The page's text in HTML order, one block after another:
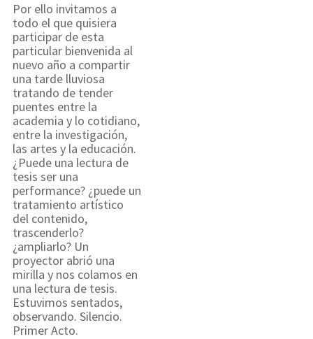
Por ello invitamos a
todo el que quisiera
participar de esta
particular bienvenida al
nuevo año a compartir
una tarde lluviosa
tratando de tender
puentes entre la
academia y lo cotidiano,
entre la investigación,
las artes y la educación.
¿Puede una lectura de
tesis ser una
performance? ¿puede un
tratamiento artístico
del contenido,
trascenderlo?
¿ampliarlo? Un
proyector abrió una
mirilla y nos colamos en
una lectura de tesis.
Estuvimos sentados,
observando. Silencio.
Primer Acto.